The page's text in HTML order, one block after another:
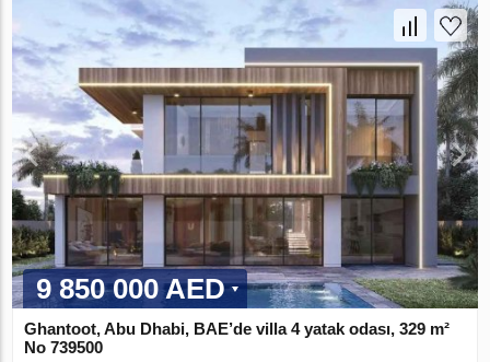
9 850 000 AED
Ghantoot, Abu Dhabi, BAE’de villa 4 yatak odası, 329 m²
No 739500